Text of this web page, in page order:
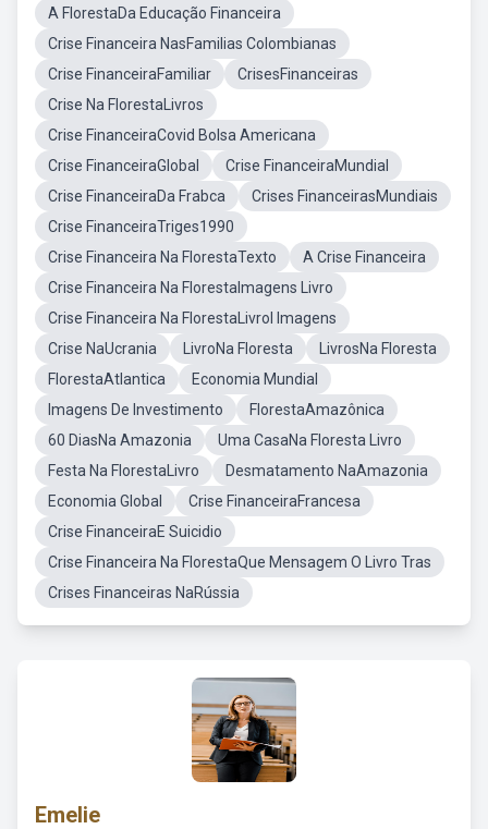
A FlorestaDa Educação Financeira
Crise Financeira NasFamilias Colombianas
Crise FinanceiraFamiliar
CrisesFinanceiras
Crise Na FlorestaLivros
Crise FinanceiraCovid Bolsa Americana
Crise FinanceiraGlobal
Crise FinanceiraMundial
Crise FinanceiraDa Frabca
Crises FinanceirasMundiais
Crise FinanceiraTriges1990
Crise Financeira Na FlorestaTexto
A Crise Financeira
Crise Financeira Na FlorestaImagens Livro
Crise Financeira Na FlorestaLivrol Imagens
Crise NaUcrania
LivroNa Floresta
LivrosNa Floresta
FlorestaAtlantica
Economia Mundial
Imagens De Investimento
FlorestaAmazônica
60 DiasNa Amazonia
Uma CasaNa Floresta Livro
Festa Na FlorestaLivro
Desmatamento NaAmazonia
Economia Global
Crise FinanceiraFrancesa
Crise FinanceiraE Suicidio
Crise Financeira Na FlorestaQue Mensagem O Livro Tras
Crises Financeiras NaRússia
Emelie